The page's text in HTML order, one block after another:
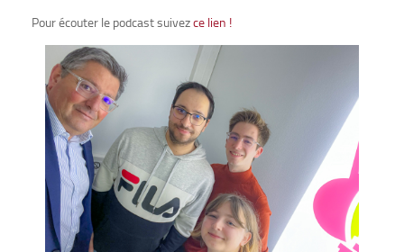
Pour écouter le podcast suivezce lien !